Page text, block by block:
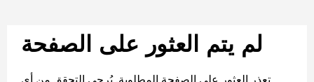
لم يتم العثور على الصفحة